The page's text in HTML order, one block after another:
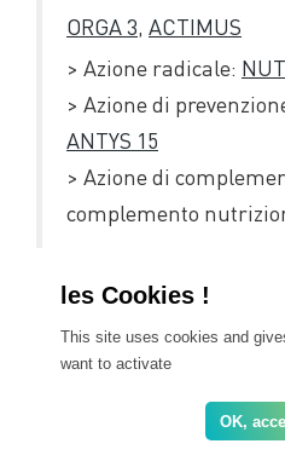
ORGA 3, ACTIMUS
> Azione radicale:
> Azione di
ANTYS 15
> Azione di
complemento
Contattateciper maggiori
Scoprite tutti i
This site uses cookies and
want to activate
OK,